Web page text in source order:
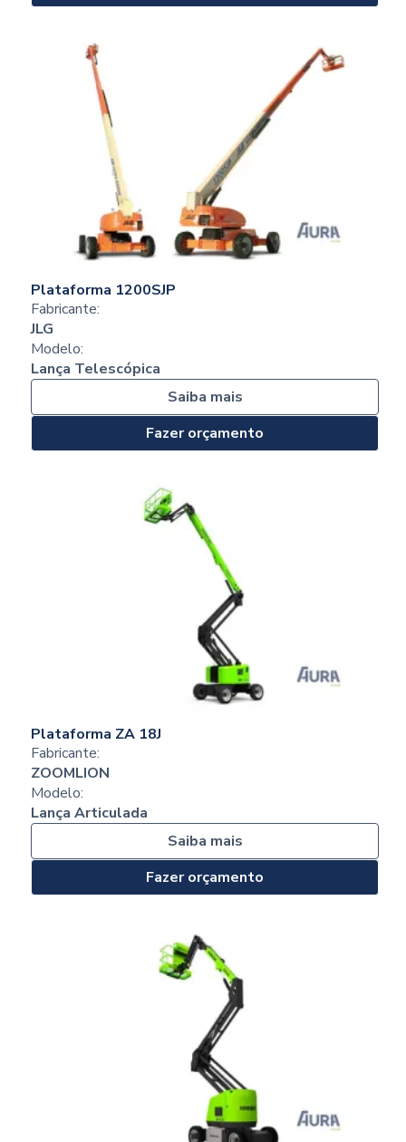
Plataforma 1200SJP
Fabricante:
JLG
Modelo:
Lança Telescópica
Saiba mais
Fazer orçamento
Plataforma ZA 18J
Fabricante:
ZOOMLION
Modelo:
Lança Articulada
Saiba mais
Fazer orçamento